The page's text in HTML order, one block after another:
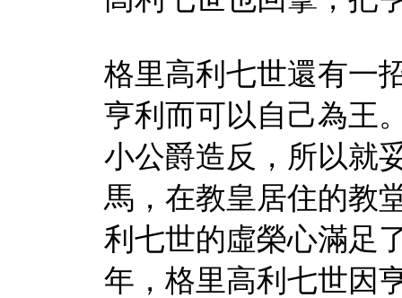
格里高利七世還有一
亨利而可以自己為王
小公爵造反，所以就
馬，在教皇居住的教
利七世的虛榮心滿足
年，格里高利七世因